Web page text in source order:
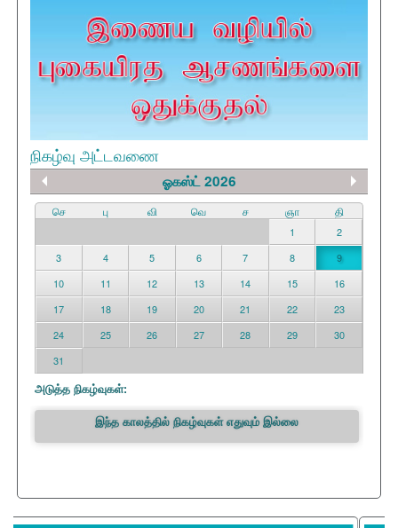
நிகழ்வு அட்டவணை
ஓகஸ்ட் 2026
செ பு வி வெ ச ஞா தி
1
2
3
4 5 6 7 8
9
10
11 12 13 14 15
16
17
18 19 20 21 22
23
24
25 26 27 28 29
30
31
அடுத்த நிகழ்வுகள்:
இந்த காலத்தில் நிகழ்வுகள் எதுவும் இல்லை